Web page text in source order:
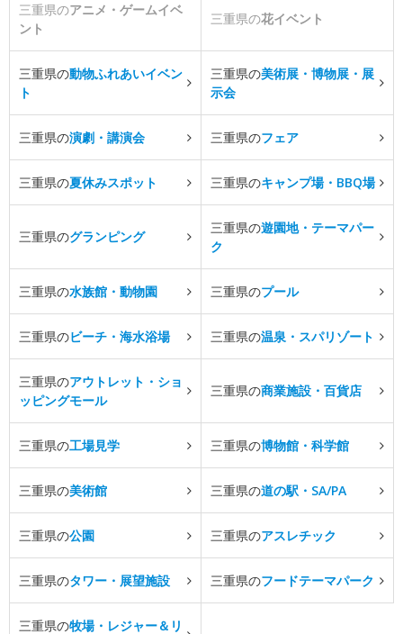
三重県のアニメ・ゲームイベ
ント
三重県の花イベント
三重県の動物ふれあいイベン
ト
三重県の美術展・博物展・展
示会
三重県の演劇・講演会 三重県のフェア
三重県の夏休みスポット 三重県のキャンプ場・BBQ場
三重県のグランピング
三重県の遊園地・テーマパー
ク
三重県の水族館・動物園 三重県のプール
三重県のビーチ・海水浴場 三重県の温泉・スパリゾート
三重県のアウトレット・ショ
ッピングモール
三重県の商業施設・百貨店
三重県の工場見学 三重県の博物館・科学館
三重県の美術館 三重県の道の駅・SA/PA
三重県の公園 三重県のアスレチック
三重県のタワー・展望施設 三重県のフードテーマパーク
三重県の牧場・レジャー＆リ